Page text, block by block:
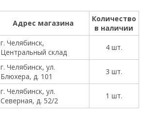
Адрес магазина
Количество
в наличии
г. Челябинск,
Центральный склад
4 шт.
г. Челябинск, ул.
Блюхера, д. 101
3 шт.
г. Челябинск, ул.
Северная, д. 52/2
1 шт.